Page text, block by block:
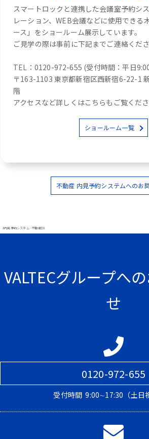
スマートロックと連携した会議室予約シ
レーション、WEB会議などに使用できる
ース」をショールーム展示しています。
ご見学の際は事前に下記までご連絡くださ
TEL：0120-972-655 (受付時間：平日
〒163-1103 東京都新宿区西新宿6-22-1
階
アクセスなど詳しくはこちらもご覧くださ
ショールーム一覧
不動産 内見予約システムへのお
#内見予約システム - 不動産DX
VALTECグループへ
せ
0120-972-655
受付時間 9:00∼17:30（土日